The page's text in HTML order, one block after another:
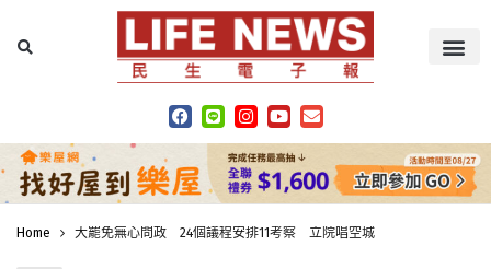
Home 大罷免無心問政 24個議程安排11考察 立院唱空城